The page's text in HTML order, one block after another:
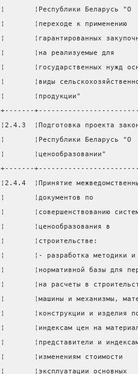
¦       ¦Республики
¦       ¦переходе к
¦       ¦гарантированных
¦       ¦на реализуемые
¦       ¦государственных
¦       ¦виды
¦       ¦продукции"
+-------
¦2.4.3  ¦Подготовка проекта
¦       ¦Республики Беларусь
¦       ¦ценообразовании"
+-------
¦2.4.4  ¦Принятие
¦       ¦документов по
¦       ¦совершенствованию
¦
¦       ¦строительстве:
¦       ¦- разработка
¦       ¦нормативной базы
¦       ¦на расчеты в
¦       ¦машины и
¦       ¦конструкции и
¦       ¦индексам цен на
¦       ¦представители и
¦       ¦изменениям
¦       ¦эксплуатации